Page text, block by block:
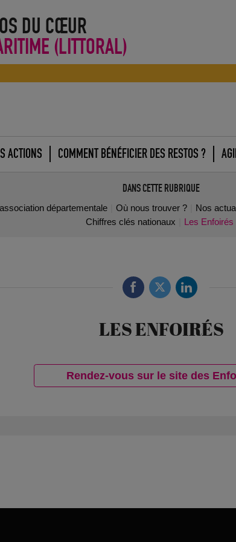
DU CŒUR
(LITTORAL)
ACTIONS COMMENT BÉNÉFICIER DES RESTOS ?
DANS CETTE RUBRIQUE
départementale Où nous trouver ? Nos
Chiffres clés nationaux
Les Enfoirés
LES ENFOIRÉS
Rendez-vous sur le site des